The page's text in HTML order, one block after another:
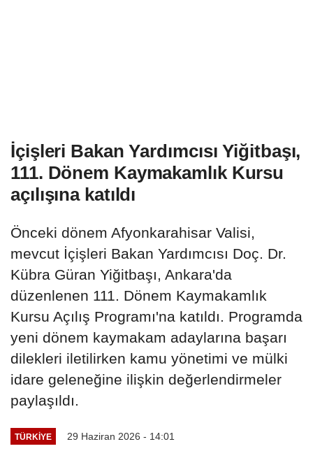
İçişleri Bakan Yardımcısı Yiğitbaşı,
111. Dönem Kaymakamlık Kursu
açılışına katıldı
Önceki dönem Afyonkarahisar Valisi,
mevcut İçişleri Bakan Yardımcısı Doç. Dr.
Kübra Güran Yiğitbaşı, Ankara'da
düzenlenen 111. Dönem Kaymakamlık
Kursu Açılış Programı'na katıldı. Programda
yeni dönem kaymakam adaylarına başarı
dilekleri iletilirken kamu yönetimi ve mülki
idare geleneğine ilişkin değerlendirmeler
paylaşıldı.
TÜRKIYE 29 Haziran 2026 - 14:01